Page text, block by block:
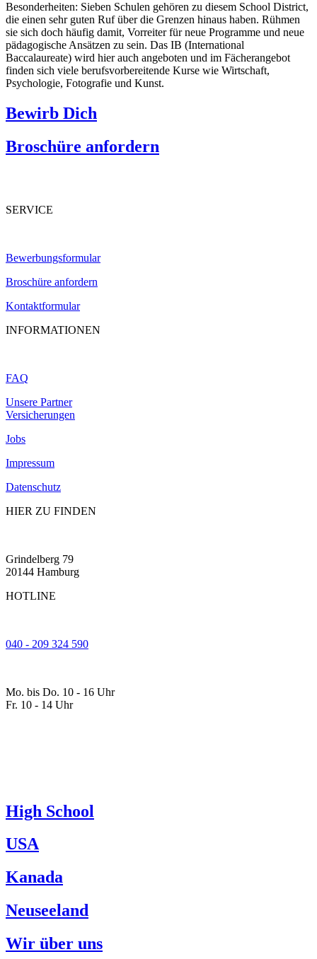
Besonderheiten: Sieben Schulen gehören zu diesem School District,
die einen sehr guten Ruf über die Grenzen hinaus haben. Rühmen
sie sich doch häufig damit, Vorreiter für neue Programme und neue
pädagogische Ansätzen zu sein. Das IB (International
Baccalaureate) wird hier auch angeboten und im Fächerangebot
finden sich viele berufsvorbereitende Kurse wie Wirtschaft,
Psychologie, Fotografie und Kunst.
Bewirb Dich
Broschüre anfordern
SERVICE
Bewerbungsformular
Broschüre anfordern
Kontaktformular
INFORMATIONEN
FAQ
Unsere Partner
Versicherungen
Jobs
Impressum
Datenschutz
HIER ZU FINDEN
Grindelberg 79
20144 Hamburg
HOTLINE
040 - 209 324 590
Mo. bis Do. 10 - 16 Uhr
Fr. 10 - 14 Uhr
High School
USA
Kanada
Neuseeland
Wir über uns